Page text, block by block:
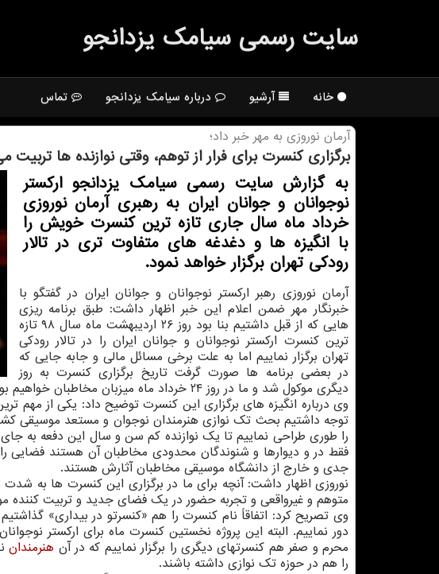
سایت رسمی سیامك یزدانجو
خانه آرشیو درباره سیامک یزدانجو تماس
آرمان نوروزی به مهر خبر داد؛
برگزاری كنسرت برای فرار از توهم، وقتی نوازنده ها تربیت
به گزارش سایت رسمی سیامك یزدانجو اركستر
نوجوانان و جوانان ایران به رهبری آرمان نوروزی
خرداد ماه سال جاری تازه ترین كنسرت خویش را
با انگیزه ها و دغدغه های متفاوت تری در تالار
رودكی تهران برگزار خواهد نمود.
آرمان نوروزی رهبر اركستر نوجوانان و جوانان ایران در گفتگو با
خبرنگار مهر ضمن اعلام این خبر اظهار داشت: طبق برنامه ریزی
هایی كه از قبل داشتیم بنا بود روز ۲۶ اردیبهشت ماه سال ۹۸ تازه
ترین كنسرت اركستر نوجوانان و جوانان ایران را در تالار رودكی
تهران برگزار نماییم اما به علت برخی مسائل مالی و جابه جایی كه
در بعضی برنامه ها صورت گرفت تاریخ برگزاری كنسرت به روز
دیگری موكول شد و ما در روز ۲۴ خرداد ماه میزبان مخاطبان خواهیم بود.
وی درباره انگیزه های برگزاری این كنسرت توضیح داد: یكی از مهم
توجه داشتیم بحث تك نوازی هنرمندان نوجوان و مستعد موسیقی
را طوری طراحی نماییم تا یك نوازنده كم سن و سال این دفعه به
فقط در و دیوارها و شنوندگان محدودی مخاطبان آن هستند فضایی
جدی و خارج از دانشگاه موسیقی مخاطبان آثارش هستند.
نوروزی اظهار داشت: آنچه برای ما در برگزاری این كنسرت ها به
متوهم و غیرواقعی و تجربه حضور در یك فضای جدید و تربیت كننده
وی تصریح كرد: اتفاقاً نام كنسرت را هم «كنسرتو در بیداری»
دور نماییم. البته این پروژه نخستین كنسرت ماه برای اركستر
محرم و صفر هم كنسرتهای دیگری را برگزار نماییم كه در آن هنرمندان
را هم در حوزه تك نوازی داشته باشند.